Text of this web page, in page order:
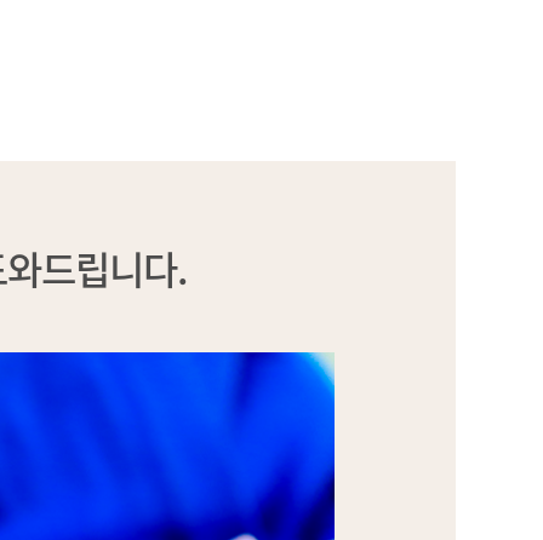
드립니다.